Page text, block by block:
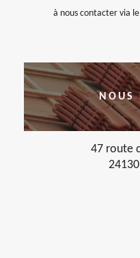
à nous contacter via
NOUS
47 route